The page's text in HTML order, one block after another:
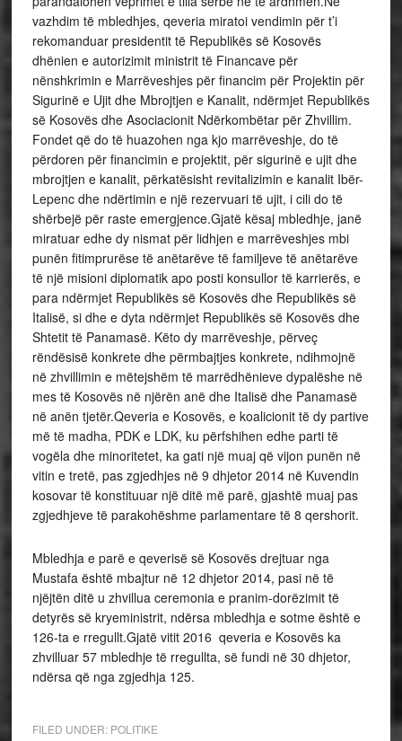
vazhdim të mbledhjes, qeveria miratoi vendimin për t’i
rekomanduar presidentit të Republikës së Kosovës
dhënien e autorizimit ministrit të Financave për
nënshkrimin e Marrëveshjes për financim për Projektin për
Sigurinë e Ujit dhe Mbrojtjen e Kanalit, ndërmjet Republikës
së Kosovës dhe Asociacionit Ndërkombëtar për Zhvillim.
Fondet që do të huazohen nga kjo marrëveshje, do të
përdoren për financimin e projektit, për sigurinë e ujit dhe
mbrojtjen e kanalit, përkatësisht revitalizimin e kanalit Ibër-
Lepenc dhe ndërtimin e një rezervuari të ujit, i cili do të
shërbejë për raste emergjence.Gjatë kësaj mbledhje, janë
miratuar edhe dy nismat për lidhjen e marrëveshjes mbi
punën fitimprurëse të anëtarëve të familjeve të anëtarëve
të një misioni diplomatik apo posti konsullor të karrierës, e
para ndërmjet Republikës së Kosovës dhe Republikës së
Italisë, si dhe e dyta ndërmjet Republikës së Kosovës dhe
Shtetit të Panamasë. Këto dy marrëveshje, përveç
rëndësisë konkrete dhe përmbajtjes konkrete, ndihmojnë
në zhvillimin e mëtejshëm të marrëdhënieve dypalëshe në
mes të Kosovës në njërën anë dhe Italisë dhe Panamasë
në anën tjetër.Qeveria e Kosovës, e koalicionit të dy partive
më të madha, PDK e LDK, ku përfshihen edhe parti të
vogëla dhe minoritetet, ka gati një muaj që vijon punën në
vitin e tretë, pas zgjedhjes në 9 dhjetor 2014 në Kuvendin
kosovar të konstituuar një ditë më parë, gjashtë muaj pas
zgjedhjeve të parakohëshme parlamentare të 8 qershorit.
Mbledhja e parë e qeverisë së Kosovës drejtuar nga
Mustafa është mbajtur në 12 dhjetor 2014, pasi në të
njëjtën ditë u zhvillua ceremonia e pranim-dorëzimit të
detyrës së kryeministrit, ndërsa mbledhja e sotme është e
126-ta e rregullt.Gjatë vitit 2016 qeveria e Kosovës ka
zhvilluar 57 mbledhje të rregullta, së fundi në 30 dhjetor,
ndërsa që nga zgjedhja 125.
FILED UNDER: POLITIKE